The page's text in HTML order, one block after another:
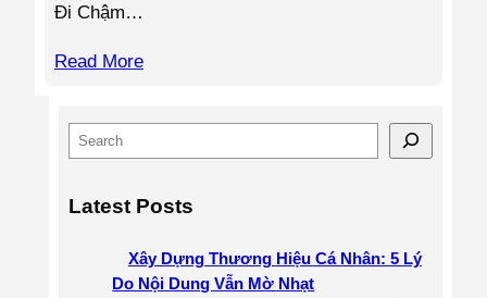
Đi Chậm…
Read More
S
e
r
Latest Posts
Xây Dựng Thương Hiệu Cá Nhân: 5 Lý
Do Nội Dung Vẫn Mờ Nhạt